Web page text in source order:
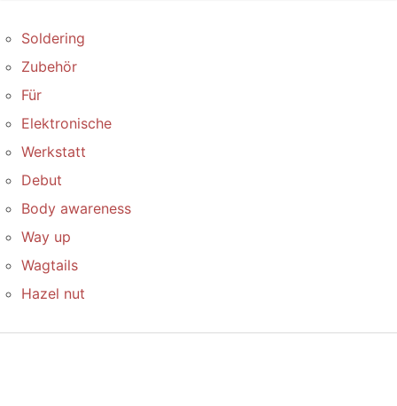
Soldering
Zubehör
Für
Elektronische
Werkstatt
Debut
Body awareness
Way up
Wagtails
Hazel nut